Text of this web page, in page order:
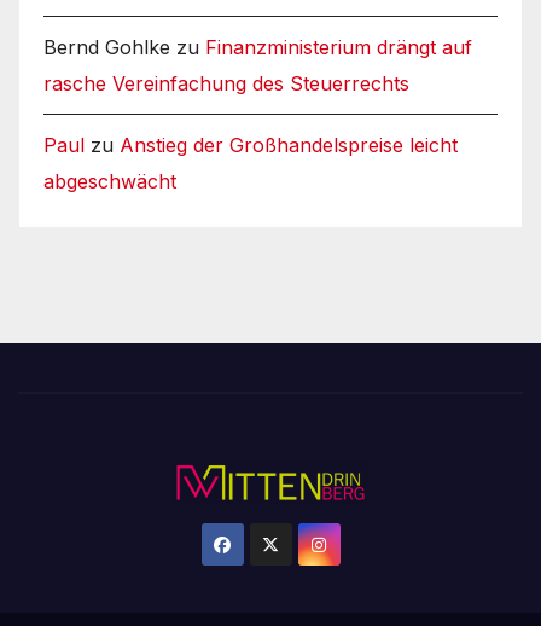
Bernd Gohlke zu Finanzministerium drängt auf
rasche Vereinfachung des Steuerrechts
Paul zu Anstieg der Großhandelspreise leicht
abgeschwächt